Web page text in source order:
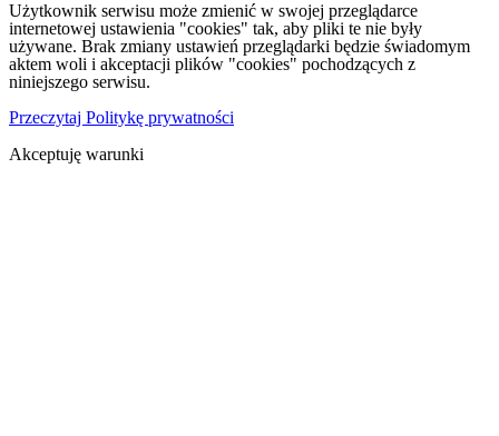
Użytkownik serwisu może zmienić w swojej przeglądarce
internetowej ustawienia "cookies" tak, aby pliki te nie były
używane. Brak zmiany ustawień przeglądarki będzie świadomym
aktem woli i akceptacji plików "cookies" pochodzących z
niniejszego serwisu.
Przeczytaj Politykę prywatności
Akceptuję warunki